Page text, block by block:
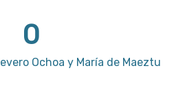
Ochoa y María de Maeztu
0